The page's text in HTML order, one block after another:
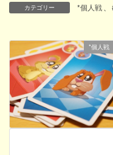
カテゴリー *個人戦
*個人戦